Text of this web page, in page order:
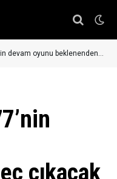
oyunu beklenenden geç çıkacak
çıkacak